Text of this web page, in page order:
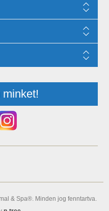
& Spa®. Minden jog fenntartva.